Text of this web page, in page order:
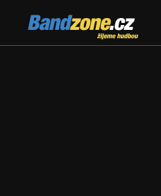
Bandzone.cz
žijeme hudbou